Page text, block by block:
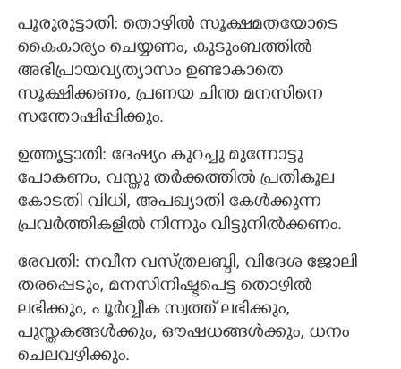
പൂരുരുട്ടാതി: തൊഴില്‍ സൂക്ഷമതയോടെ
കൈകാര്യം ചെയ്യണം, കുടുംബത്തില്‍
അഭിപ്രായവ്യത്യാസം ഉണ്ടാകാതെ
സൂക്ഷിക്കണം, പ്രണയ ചിന്ത മനസിനെ
സന്തോഷിപ്പിക്കും.
ഉത്തൃട്ടാതി: ദേഷ്യം കുറച്ചു മുന്നോട്ടു
പോകണം, വസ്തു തര്‍ക്കത്തില്‍ പ്രതികൂല
കോടതി വിധി, അപഖ്യാതി കേള്‍ക്കുന്ന
പ്രവര്‍ത്തികളില്‍ നിന്നും വിട്ടുനില്‍ക്കണം.
രേവതി: നവീന വസ്ത്രലബ്ദി, വിദേശ ജോലി
തരപ്പെടും, മനസിനിഷ്ടപെട്ട തൊഴില്‍
ലഭിക്കും, പൂര്‍വ്വീക സ്വത്ത് ലഭിക്കും,
പുസ്തകങ്ങള്‍ക്കും, ഔഷധങ്ങള്‍ക്കും, ധനം
ചെലവഴിക്കും.